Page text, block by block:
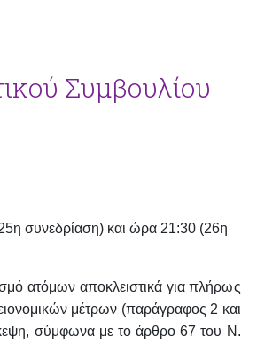
Συμβουλίου
συνεδρίαση) και ώρα 21:30 (26η
ατόμων αποκλειστικά για πλήρως
μέτρων (παράγραφος 2 και
, σύμφωνα με το άρθρο 67 του Ν.